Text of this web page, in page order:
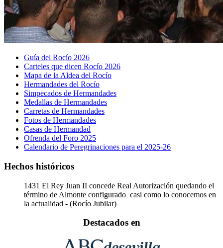
Guía del Rocío 2026
Carteles que dicen Rocío 2026
Mapa de la Aldea del Rocío
Hermandades del Rocío
Simpecados de Hermandades
Medallas de Hermandades
Carretas de Hermandades
Fotos de Hermandades
Casas de Hermandad
Ofrenda del Foro 2025
Calendario de Peregrinaciones para el 2025-26
Hechos históricos
1431 El Rey Juan II concede Real Autorización quedando el
término de Almonte configurado casi como lo conocemos en
la actualidad - (Rocío Jubilar)
Destacados en